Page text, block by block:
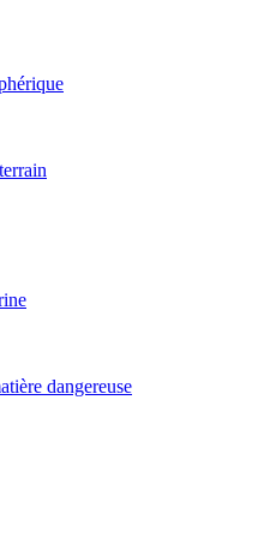
dangereuse